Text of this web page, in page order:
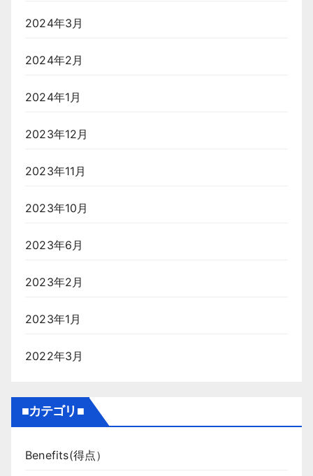
2024年3月
2024年2月
2024年1月
2023年12月
2023年11月
2023年10月
2023年6月
2023年2月
2023年1月
2022年3月
■カテゴリ■
Benefits(得点）